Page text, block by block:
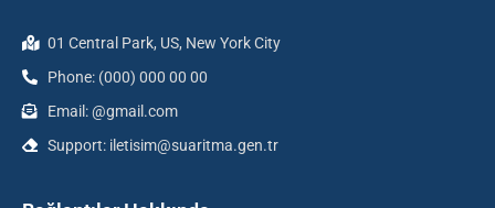
01 Central Park, US, New York City
Phone: (000) 000 00 00
Email: @gmail.com
Support: iletisim@suaritma.gen.tr